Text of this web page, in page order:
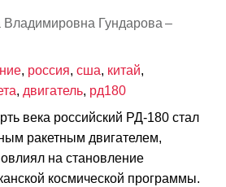
Гундарова –
, россия, сша, китай,
, двигатель, рд180
века российский РД-180 стал
ракетным двигателем,
на становление
космической программы.